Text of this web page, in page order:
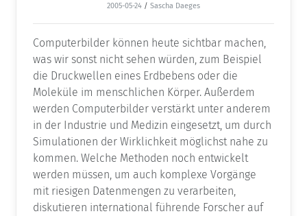
2005-05-24 / Sascha Daeges
Computerbilder können heute sichtbar machen,
was wir sonst nicht sehen würden, zum Beispiel
die Druckwellen eines Erdbebens oder die
Moleküle im menschlichen Körper. Außerdem
werden Computerbilder verstärkt unter anderem
in der Industrie und Medizin eingesetzt, um durch
Simulationen der Wirklichkeit möglichst nahe zu
kommen. Welche Methoden noch entwickelt
werden müssen, um auch komplexe Vorgänge
mit riesigen Datenmengen zu verarbeiten,
diskutieren international führende Forscher auf